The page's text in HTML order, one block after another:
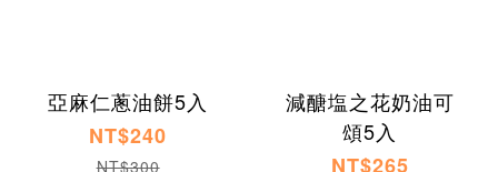
亞麻仁蔥油餅5入
NT$240
NT$300
減醣塩之花奶油可
頌5入
NT$265